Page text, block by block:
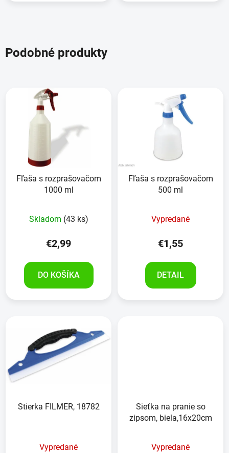
Podobné produkty
Fľaša s rozprašovačom
1000 ml
Skladom (43 ks)
€2,99
DO KOŠÍKA
Fľaša s rozprašovačom
500 ml
Vypredané
€1,55
DETAIL
Stierka FILMER, 18782
Vypredané
Sieťka na pranie so
zipsom, biela,16x20cm
Vypredané